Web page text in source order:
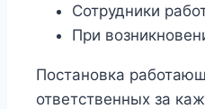
Сотрудники
При
Постановка
ответственных за